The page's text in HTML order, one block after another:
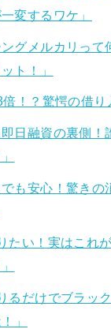
変するワケ」
ングメルカリって
ト！」
倍！？驚愕の借り
即日融資の裏側
でも安心！驚き
たい！実はこれ
るだけでブラッ
」